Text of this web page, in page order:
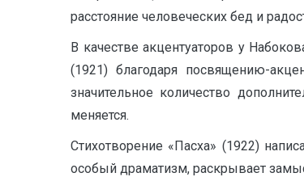
расстояние человеческих бед и
В качестве акцентуаторов у
(1921) благодаря посвящению-
значительное количество
меняется.
Стихотворение «Пасха» (1922)
особый драматизм, раскрывает